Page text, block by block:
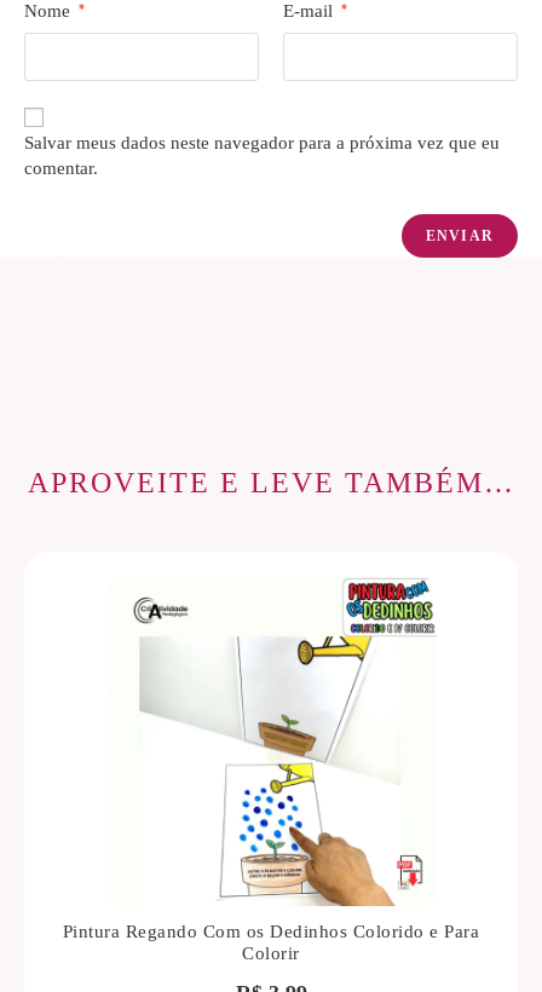
Nome * E-mail *
Salvar meus dados neste navegador para a próxima vez que eu
comentar.
APROVEITE E LEVE TAMBÉM…
Pintura Regando Com os Dedinhos Colorido e Para
Colorir